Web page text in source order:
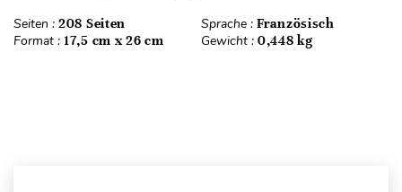
Seiten : 208 Seiten Sprache : Französisch
Format : 17,5 cm x 26 cm Gewicht : 0,448 kg